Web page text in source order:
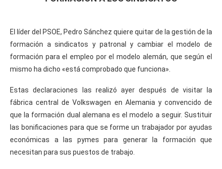
El líder del PSOE, Pedro Sánchez quiere quitar de la gestión de la
formación a sindicatos y patronal y cambiar el modelo de
formación para el empleo por el modelo alemán, que según el
mismo ha dicho «está comprobado que funciona».
Estas declaraciones las realizó ayer después de visitar la
fábrica central de Volkswagen en Alemania y convencido de
que la formación dual alemana es el modelo a seguir. Sustituir
las bonificaciones para que se forme un trabajador por ayudas
económicas a las pymes para generar la formación que
necesitan para sus puestos de trabajo.